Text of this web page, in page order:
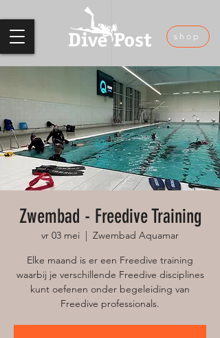
shop
Zwembad - Freedive Training
vr 03 mei
  |
Zwembad Aquamar
Elke maand is er een Freedive training
waarbij je verschillende Freedive disciplines
kunt oefenen onder begeleiding van
Freedive professionals.